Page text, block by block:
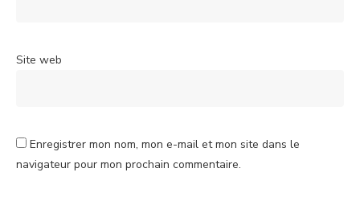
Site web
Enregistrer mon nom, mon e-mail et mon site dans le
navigateur pour mon prochain commentaire.